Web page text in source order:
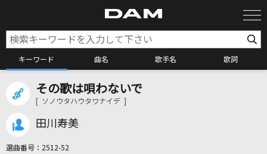
キーワード 曲名 歌手名 歌詞
カラオケ検索
その歌は唄わないで
[ ソノウタハウタワナイデ ]
田川寿美
選曲番号： 2512-52